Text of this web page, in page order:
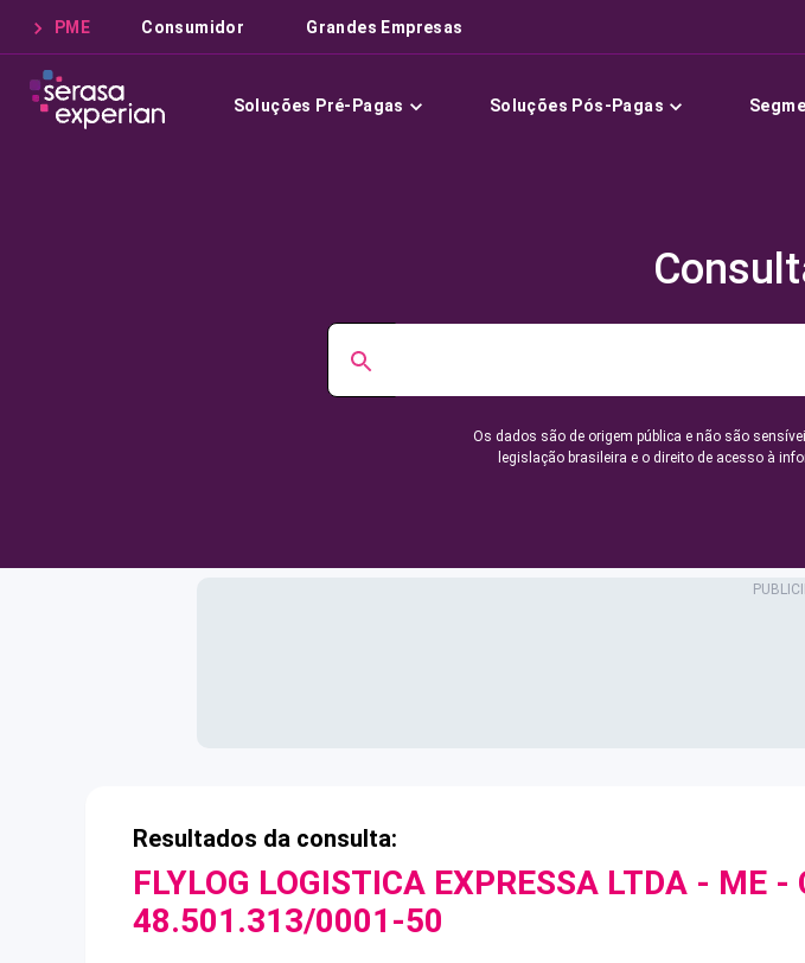
PME Consumidor Grandes Empresas
Soluções Pré-Pagas Soluções Pós-Pagas
Os dados são de origem pública e não são
legislação brasileira e o direito de acesso à
Resultados da consulta:
FLYLOG LOGISTICA EXPRESSA LTDA - ME -
48.501.313/0001-50